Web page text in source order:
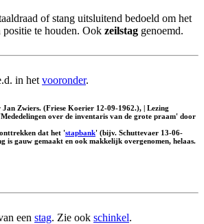
of stang uitsluitend bedoeld om het
positie te houden. Ook zeilstag genoemd.
in het vooronder.
Zwiers. (Friese Koerier 12-09-1962.), | Lezing
over de inventaris van de grote praam' door
dat het 'stapbank' (bijv. Schuttevaer 13-06-
is gauw gemaakt en ook makkelijk overgenomen, helaas.
een stag. Zie ook schinkel.